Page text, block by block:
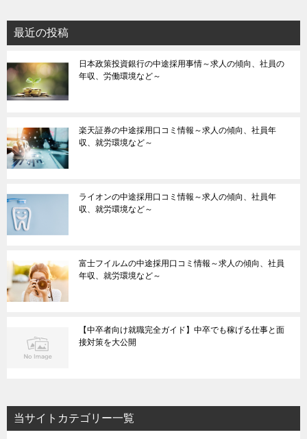
最近の投稿
日本政策投資銀行の中途採用事情～求人の傾向、社員の
年収、労働環境など～
楽天証券の中途採用口コミ情報～求人の傾向、社員年
収、就労環境など～
ライオンの中途採用口コミ情報～求人の傾向、社員年
収、就労環境など～
富士フイルムの中途採用口コミ情報～求人の傾向、社員
年収、就労環境など～
【中卒者向け就職完全ガイド】中卒でも稼げる仕事と面
接対策を大公開
当サイトカテゴリー一覧